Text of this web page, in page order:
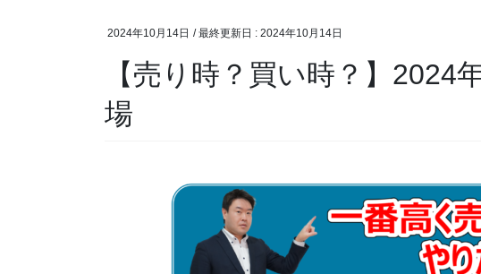
2024年10月14日 / 最終更新日 : 2024年10月14日
【売り時？買い時？】2024
場